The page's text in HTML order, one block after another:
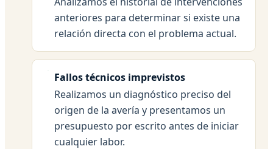
anteriores para determinar si existe una
relación directa con el problema actual.
Fallos técnicos imprevistos
Realizamos un diagnóstico preciso del
origen de la avería y presentamos un
presupuesto por escrito antes de iniciar
cualquier labor.